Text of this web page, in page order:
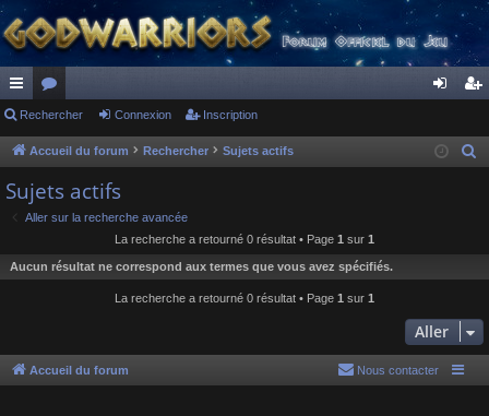
ac
co
ur
ci
or
u
s
ne cri
Rechercher Connexion Inscription
Accueil du forum Rechercher Sujets actifs
h
e
Sujets actifs
Aller sur la recherche avancée
La recherche a retourné 0 résultat • Page 1 sur 1
Aucun résultat ne correspond aux termes que vous avez spécifiés.
La recherche a retourné 0 résultat • Page 1 sur 1
Aller
Accueil du forum Nous contacter